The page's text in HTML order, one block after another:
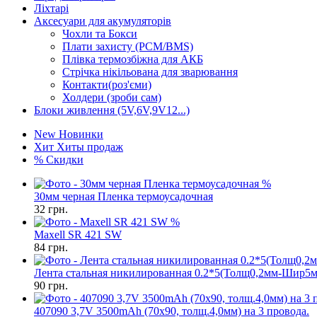
Ліхтарі
Аксесуари для акумуляторів
Чохли та Бокси
Плати захисту (PCM/BMS)
Плівка термозбіжна для АКБ
Стрічка нікільована для зварювання
Контакти(роз'єми)
Холдери (зроби сам)
Блоки живлення (5V,6V,9V12...)
New Новинки
Хит Хиты продаж
% Скидки
%
30мм черная Пленка термоусадочная
32 грн.
%
Maxell SR 421 SW
84 грн.
Лента стальная никилированная 0.2*5(Толщ0,2мм-
90 грн.
407090 3,7V 3500mAh (70x90, толщ.4,0мм) на 3 провода.